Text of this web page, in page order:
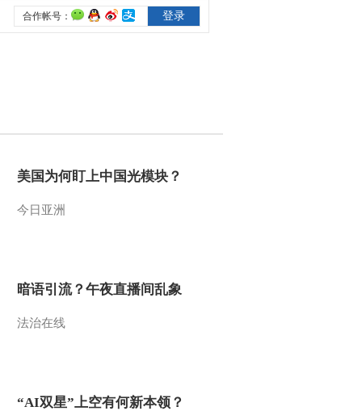
美国为何盯上中国光模块？
今日亚洲
暗语引流？午夜直播间乱象
法治在线
“AI双星”上空有何新本领？